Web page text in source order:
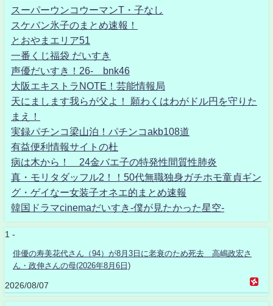
スーパーウンコウーマンT・子なし
スケバン氷子のまとめ速報！
とおやまエリア51
一番くじ福袋 だいすき
声優だいすき！26- bnk46
大阪エキストラNOTE！芸能情報局
天にまします我らが父よ！ 願わくはわがドル円を守りた
まえ！
実録パチンコ梁山泊！パチンコakb108道
有益便利情報サイトの杜
病は木から！ 24金バエ子の特発性間質性肺炎
真・モリタダッフル2！！50代無職独身ガチホモ童貞ギン
グ・ゲイなー女装子オネエ的まとめ速報
韓国ドラマcinemaだいすき-僕が見たかった星空-
1 -
俳優の寿美花代さん（94）が8月3日に老衰のため死去 高嶋政宏さ
ん・政伸さんの母(2026年8月6日)
2026/08/07